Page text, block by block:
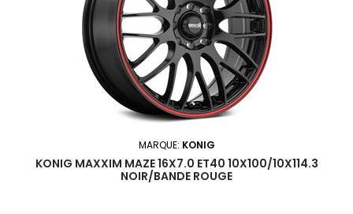
MARQUE: KONIG
KONIG MAXXIM MAZE 16X7.0 ET40 10X100/10X114.3
NOIR/BANDE ROUGE